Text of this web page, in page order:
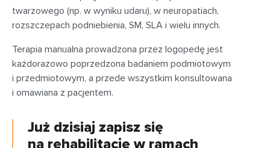
twarzowego (np. w wyniku udaru), w neuropatiach,
rozszczepach podniebienia, SM, SLA i wielu innych.
Terapia manualna prowadzona przez logopedę jest
każdorazowo poprzedzona badaniem podmiotowym
i przedmiotowym, a przede wszystkim konsultowana
i omawiana z pacjentem.
Już dzisiaj zapisz się
na rehabilitację w ramach